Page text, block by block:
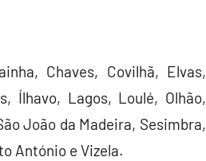
Chaves, Covilhã, Elvas,
Ílhavo, Lagos, Loulé, Olhão,
João da Madeira, Sesimbra,
António e Vizela.